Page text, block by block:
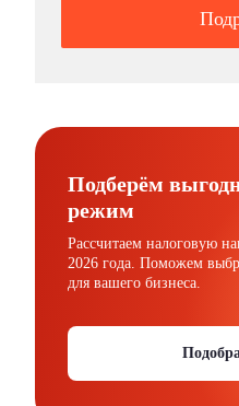
Подберём
режим
Рассчитаем налоговую
2026 года. Поможем
для вашего бизнеса.